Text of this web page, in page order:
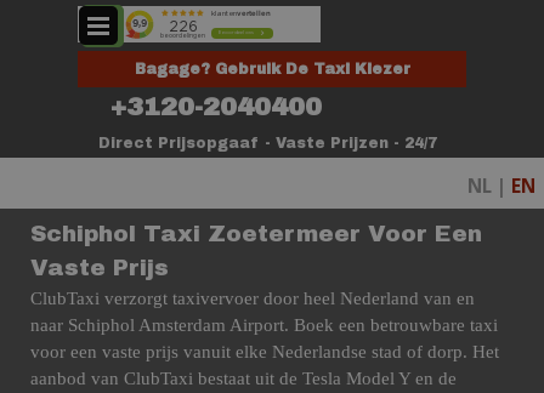
Ga naar de inhoud
Bagage? Gebruik De Taxi Kiezer
+3120-2040400
Direct Prijsopgaaf - Vaste Prijzen - 24/7
Menu overslaan
NL | EN
Schiphol Taxi Zoetermeer Voor Een
Vaste Prijs
ClubTaxi verzorgt taxivervoer door heel Nederland van en
naar Schiphol Amsterdam Airport. Boek een betrouwbare taxi
voor een vaste prijs vanuit elke Nederlandse stad of dorp. Het
aanbod van ClubTaxi bestaat uit de Tesla Model Y en de